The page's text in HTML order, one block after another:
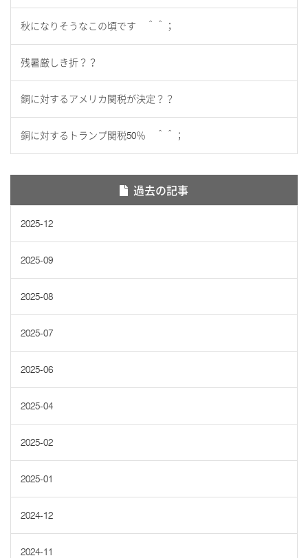
秋になりそうなこの頃です ＾＾；
残暑厳しき折？？
銅に対するアメリカ関税が決定？？
銅に対するトランプ関税50％ ＾＾；
過去の記事
2025-12
2025-09
2025-08
2025-07
2025-06
2025-04
2025-02
2025-01
2024-12
2024-11